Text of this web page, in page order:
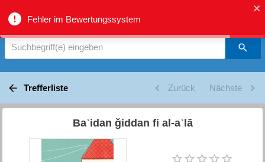
Fehler im Bewertungssystem
biblio.gr - Suche
Suchbegriff(e) eingeben
Trefferliste Zurück Nächste
Baʿidan ǧiddan fi al-aʿlā